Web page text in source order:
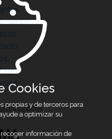
Cookies
propias y de terceros para
a optimizar su
información de